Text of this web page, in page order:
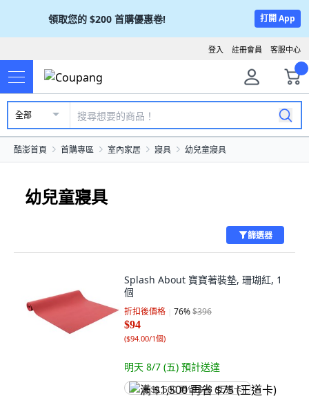
領取您的 $200 首購優惠卷! 打開 App
客服中心
註冊會員
登入
全部
酷澎首頁 首購專區 室內家居 寢具 幼兒童寢具
幼兒童寢具
篩選器
Splash About 寶寶著裝墊, 珊瑚紅, 1
個
折扣後價格 76%$396
$94
($94.00/1個)
明天 8/7 (五) 預計送達
满 $1,500 再省 $75 (王道卡)